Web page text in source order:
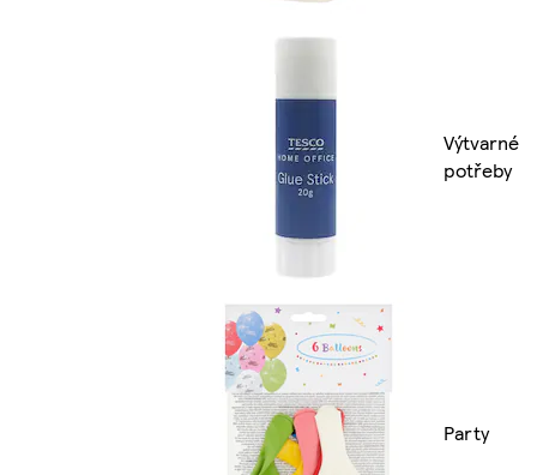
Výtvarné
potřeby
Party